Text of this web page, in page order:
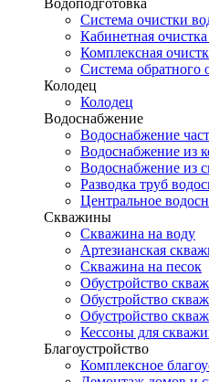
Система очистки
Кабинетная
Комплексная
Система обратного
Колодец
Колодец
Водоснабжение
Водоснабжение
Водоснабжение из
Водоснабжение из
Разводка труб
Центральное
Скважины
Скважина на воду
Артезианская
Скважина на песок
Обустройство
Обустройство
Обустройство
Кессоны для
Благоустройство
Комплексное